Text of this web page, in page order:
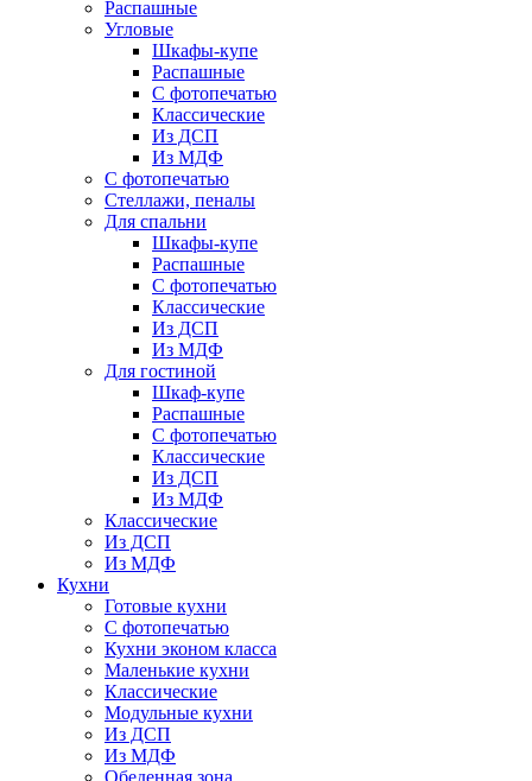
Распашные
Угловые
Шкафы-купе
Распашные
С фотопечатью
Классические
Из ДСП
Из МДФ
С фотопечатью
Стеллажи, пеналы
Для спальни
Шкафы-купе
Распашные
С фотопечатью
Классические
Из ДСП
Из МДФ
Для гостиной
Шкаф-купе
Распашные
С фотопечатью
Классические
Из ДСП
Из МДФ
Классические
Из ДСП
Из МДФ
Кухни
Готовые кухни
С фотопечатью
Кухни эконом класса
Маленькие кухни
Классические
Модульные кухни
Из ДСП
Из МДФ
Обеденная зона